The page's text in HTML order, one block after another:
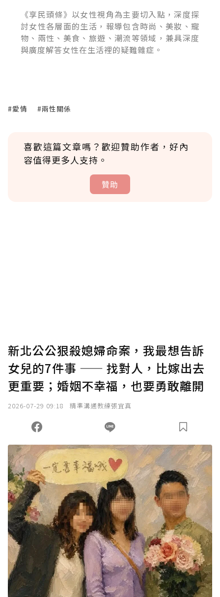
《享民頭條》以女性視角為主要切入點，深度探
討女性各層面的生活，報導包含時尚、美妝、寵
物、兩性、美食、旅遊、潮流等領域，兼具深度
與廣度解答女性在生活裡的疑難雜症。
#愛情 #兩性關係
喜歡這篇文章嗎？歡迎贊助作者，好內
容值得更多人支持。
贊助
確認送出
您當前剩餘 U 利點數：0點；前往 購買點數
新北公公狠殺媳婦命案，我最想告訴
女兒的7件事 —— 找對人，比嫁出去
更重要；婚姻不幸福，也要勇敢離開
2026-07-29 09:18 精準溝通教練張宜真